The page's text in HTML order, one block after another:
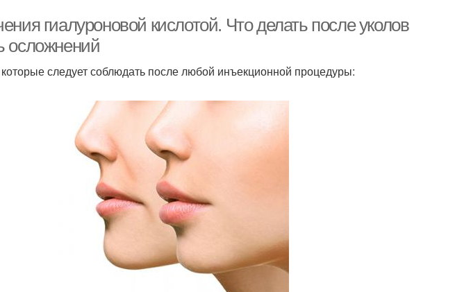
гиалуроновой кислотой. Что делать после уколов
осложнений
следует соблюдать после любой инъекционной процедуры: